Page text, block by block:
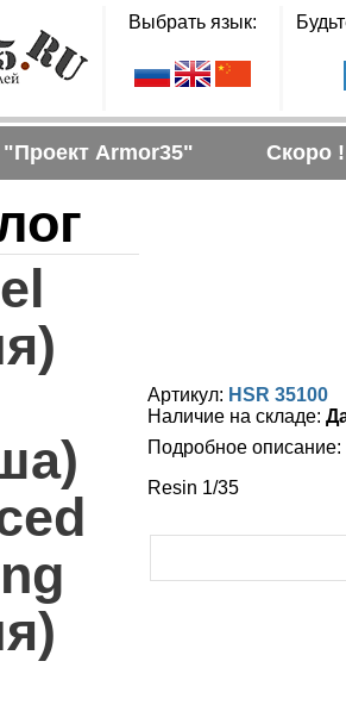
Выбрать язык:
"Проект Armor35" Скоро !
Артикул: HSR 35100
Наличие на складе:
Подробное описание:
Resin 1/35